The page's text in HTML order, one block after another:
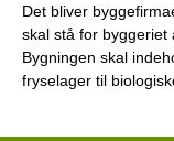
Det bliver
skal stå for byggeriet
Bygningen skal
fryselager til